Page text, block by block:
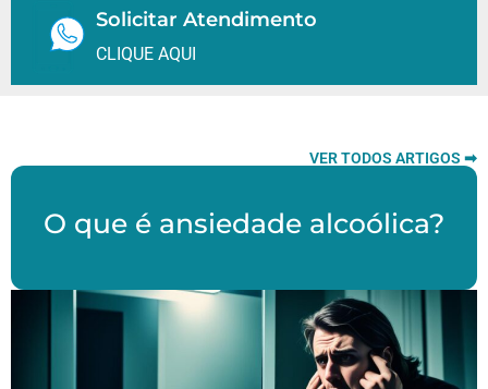
Solicitar Atendimento
CLIQUE AQUI
VER TODOS ARTIGOS ➡
O que é ansiedade alcoólica?